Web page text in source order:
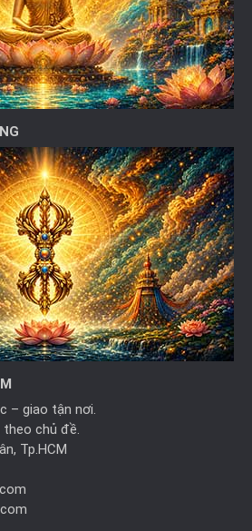
– giao tận nơi.
theo chủ đề.
Tp.HCM